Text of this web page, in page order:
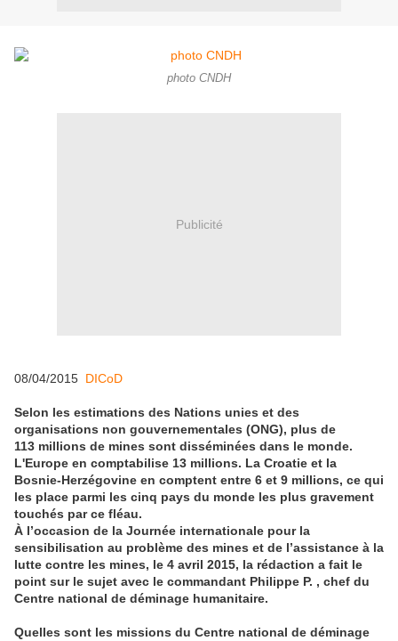
photo CNDH
Publicité
08/04/2015 DICoD
Selon les estimations des Nations unies et des
organisations non gouvernementales (ONG), plus de
113 millions de mines sont disséminées dans le monde.
L'Europe en comptabilise 13 millions. La Croatie et la
Bosnie-Herzégovine en comptent entre 6 et 9 millions, ce qui
les place parmi les cinq pays du monde les plus gravement
touchés par ce fléau.
À l’occasion de la Journée internationale pour la
sensibilisation au problème des mines et de l’assistance à la
lutte contre les mines, le 4 avril 2015, la rédaction a fait le
point sur le sujet avec le commandant Philippe P. , chef du
Centre national de déminage humanitaire.
Quelles sont les missions du Centre national de déminage